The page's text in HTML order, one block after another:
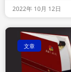
2022年 10月 12日
文章